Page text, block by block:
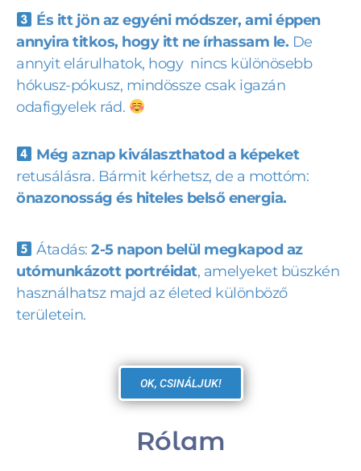
És itt jön az egyéni módszer, ami éppen
annyira titkos, hogy itt ne írhassam le. De
annyit elárulhatok, hogy nincs különösebb
hókusz-pókusz, mindössze csak igazán
odafigyelek rád.
Még aznap kiválaszthatod a képeket
retusálásra. Bármit kérhetsz, de a mottóm:
önazonosság és hiteles belső energia.
Átadás: 2-5 napon belül megkapod az
utómunkázott portréidat, amelyeket büszkén
használhatsz majd az életed különböző
területein.
OK, CSINÁLJUK!
Rólam